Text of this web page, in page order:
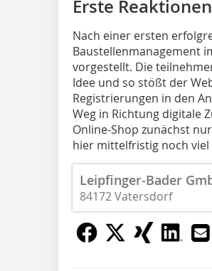
Erste
Nach einer ersten
Baustellenmanagement
vorgestellt. Die
Idee und so stößt der
Registrierungen in den
Weg in Richtung digitale
Online-Shop zunächst
hier mittelfristig noch viel
Leipfinger-Bader
84172 Vatersdorf